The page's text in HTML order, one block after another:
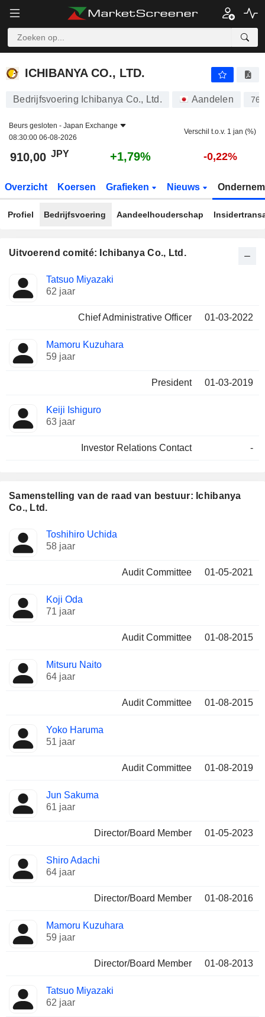
ICHIBANYA CO., LTD.
ICHIBANYA CO., LTD.
Bedrijfsvoering Ichibanya Co., Ltd. Aandelen
Beurs gesloten - Japan Exchange
08:30:00 06-08-2026
Verschil t.o.v. 1 jan (%)
910,00 JPY +1,79% -0,22%
Overzicht Koersen Grafieken Nieuws
Profiel Bedrijfsvoering Aandeelhouderschap
Uitvoerend comité: Ichibanya Co., Ltd.
Bedrijfsleider
Beklede
functies
Tatsuo Miyazaki
62 jaar
Chief Administrative Officer 01-03-2022
Mamoru Kuzuhara
59 jaar
President 01-03-2019
Keiji Ishiguro
63 jaar
Investor Relations Contact -
Samenstelling van de raad van bestuur: Ichibanya
Co., Ltd.
Bestuurder Raden
Toshihiro Uchida
58 jaar
Audit Committee 01-05-2021
Koji Oda
71 jaar
Audit Committee 01-08-2015
Mitsuru Naito
64 jaar
Audit Committee 01-08-2015
Yoko Haruma
51 jaar
Audit Committee 01-08-2019
Jun Sakuma
61 jaar
Director/Board Member 01-05-2023
Shiro Adachi
64 jaar
Director/Board Member 01-08-2016
Mamoru Kuzuhara
59 jaar
Director/Board Member 01-08-2013
Tatsuo Miyazaki
62 jaar